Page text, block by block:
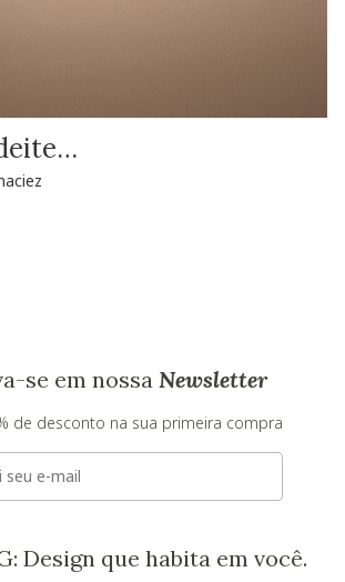
se em nossa Newsletter
de desconto na sua primeira compra
Design que habita em você.